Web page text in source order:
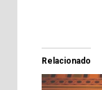
Relacionado